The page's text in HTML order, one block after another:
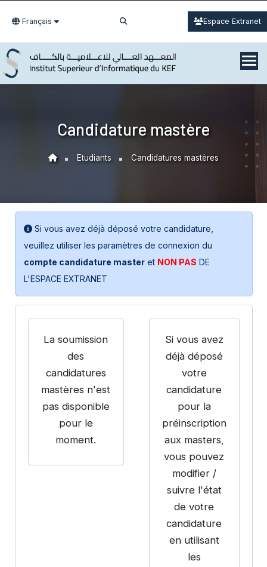
Français Espace Extranet
Candidature mastère
Etudiants Candidatures mastères
Si vous avez déjà déposé votre candidature,
veuillez utiliser les paramètres de connexion du
compte candidature masteret NON PAS DE
L'ESPACE EXTRANET
La soumission
des
candidatures
mastères n'est
pas disponible
pour le
moment.
Si vous avez
déjà déposé
votre
candidature
pour la
préinscription
aux masters,
vous pouvez
modifier /
suivre l'état
de votre
candidature
en utilisant
les